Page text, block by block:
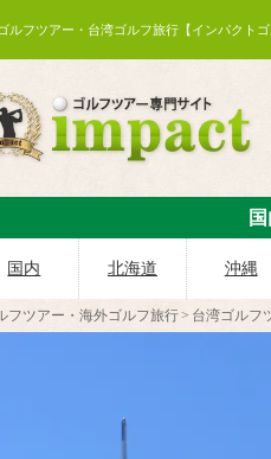
ルフツアー・台湾ゴルフ旅行【インパクトゴ
国内 北海道 沖縄
フツアー・海外ゴルフ旅行 台湾ゴルフ